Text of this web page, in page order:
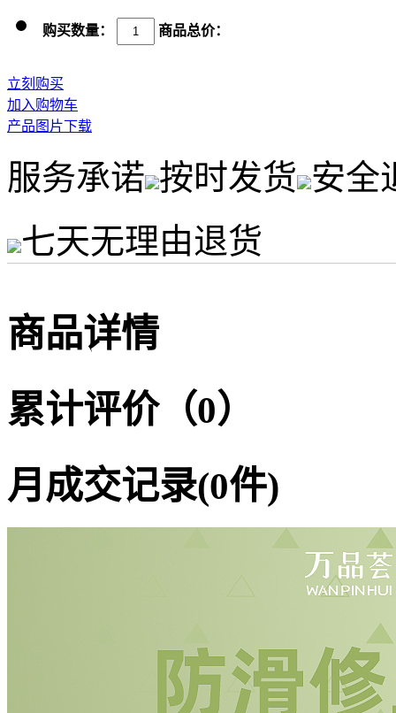
购买数量： 商品总价：
立刻购买
加入购物车
产品图片下载
服务承诺 按时发货 安全
七天无理由退货
商品详情
累计评价（0）
月成交记录(0件)